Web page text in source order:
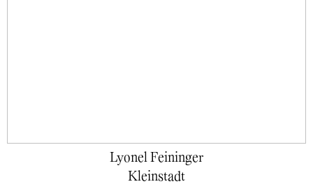
Lyonel Feininger
Kleinstadt